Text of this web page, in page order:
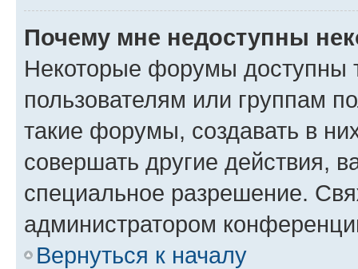
Почему мне недоступны
Некоторые форумы доступны
пользователям или группам
такие форумы, создавать в
совершать другие действия,
специальное разрешение.
администратором
Вернуться к началу